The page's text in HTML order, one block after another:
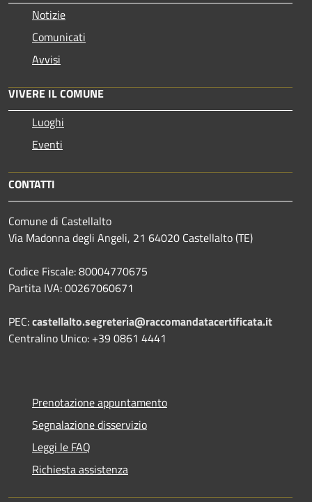
Notizie
Comunicati
Avvisi
VIVERE IL COMUNE
Luoghi
Eventi
CONTATTI
Comune di Castellalto
Via Madonna degli Angeli, 21 64020 Castellalto (TE)
Codice Fiscale: 80004770675
Partita IVA: 00267060671
PEC:castellalto.segreteria@raccomandatacertificata.it
Centralino Unico: +39 0861 4441
Prenotazione appuntamento
Segnalazione disservizio
Leggi le FAQ
Richiesta assistenza